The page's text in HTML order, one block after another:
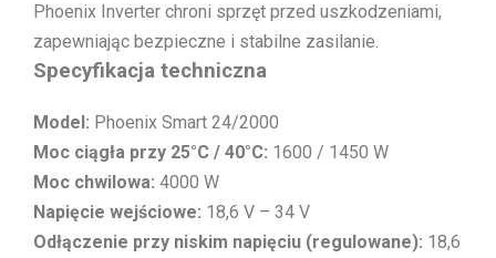
Phoenix Inverter chroni sprzęt przed uszkodzeniami,
zapewniając bezpieczne i stabilne zasilanie.
Specyfikacja techniczna
Model: Phoenix Smart 24/2000
Moc ciągła przy 25°C / 40°C: 1600 / 1450 W
Moc chwilowa: 4000 W
Napięcie wejściowe: 18,6 V – 34 V
Odłączenie przy niskim napięciu (regulowane): 18,6